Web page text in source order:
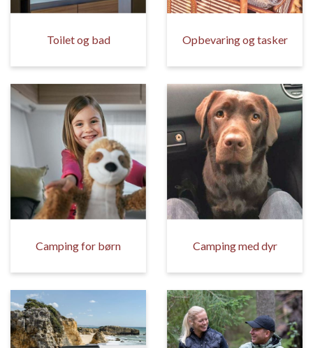
Toilet og bad Opbevaring og tasker
Camping for børn Camping med dyr